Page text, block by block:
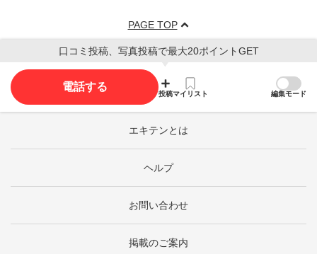
PAGE TOP
口コミ投稿、写真投稿で最大20ポイントGET
電話する
投稿マイリスト 編集モード
エキテンとは
ヘルプ
お問い合わせ
掲載のご案内